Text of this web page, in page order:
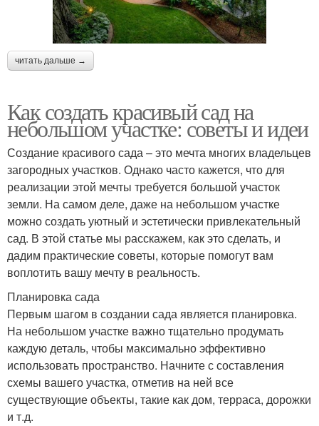
читать дальше →
Как создать красивый сад на
небольшом участке: советы и идеи
Создание красивого сада – это мечта многих владельцев
загородных участков. Однако часто кажется, что для
реализации этой мечты требуется большой участок
земли. На самом деле, даже на небольшом участке
можно создать уютный и эстетически привлекательный
сад. В этой статье мы расскажем, как это сделать, и
дадим практические советы, которые помогут вам
воплотить вашу мечту в реальность.
Планировка сада
Первым шагом в создании сада является планировка.
На небольшом участке важно тщательно продумать
каждую деталь, чтобы максимально эффективно
использовать пространство. Начните с составления
схемы вашего участка, отметив на ней все
существующие объекты, такие как дом, терраса, дорожки
и т.д.